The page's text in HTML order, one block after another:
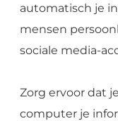
automatisch je
mensen
sociale media-
Zorg ervoor dat
computer je